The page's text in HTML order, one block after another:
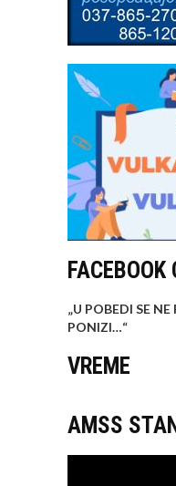
FACEBOOK
„U POBEDI SE
PONIZI…“
VREME
AMSS